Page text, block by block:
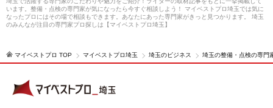
います。整備・点検の専門家が気になったら今すぐ相談しよう！ マイベストプロ埼玉では気に
なったプロにはその場で相談もできます。あなたにあった専門家がきっと見つかります。 埼玉
のみんなが注目の専門家プロ探しは【マイベストプロ埼玉】
マイベストプロ TOP マイベストプロ埼玉 埼玉のビジネス 埼玉の整備・点検の専門